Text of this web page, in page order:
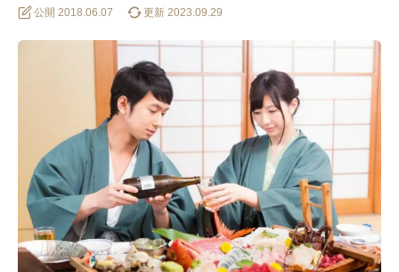
人気のタグ
#レイアウト #オフィス移転 #その他
#ノウハウ #内装 #おしゃれオフィス
#こだわりオフィス #コスト #コミュニケーション
#フリーアドレス #ブランディング
公開 2018.06.07 更新 2023.09.29